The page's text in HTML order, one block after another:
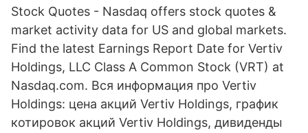
Stock Quotes - Nasdaq offers stock quotes &
market activity data for US and global markets.
Find the latest Earnings Report Date for Vertiv
Holdings, LLC Class A Common Stock (VRT) at
Nasdaq.com. Вся информация про Vertiv
Holdings: цена акций Vertiv Holdings, график
котировок акций Vertiv Holdings, дивиденды